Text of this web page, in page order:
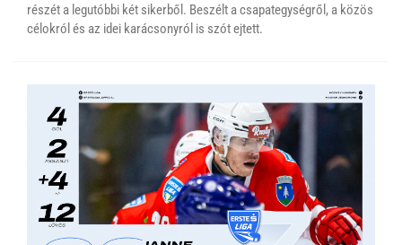
részét a legutóbbi két sikerből. Beszélt a csapategységről, a közös
célokról és az idei karácsonyról is szót ejtett.